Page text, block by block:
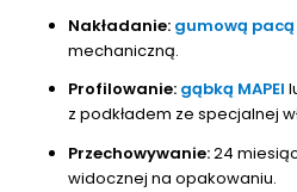
Nakładanie: gumową pacą
mechaniczną.
Profilowanie: gąbką MAPEI
z podkładem ze specjalnej
Przechowywanie:24
widocznej na opakowaniu.